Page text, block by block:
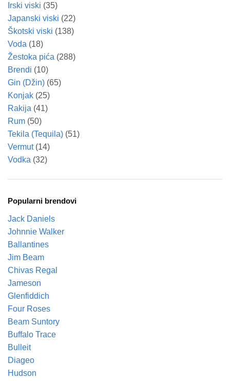
Irski viski (35)
Japanski viski (22)
Škotski viski (138)
Voda (18)
Žestoka pića (288)
Brendi (10)
Gin (Džin) (65)
Konjak (25)
Rakija (41)
Rum (50)
Tekila (Tequila) (51)
Vermut (14)
Vodka (32)
Popularni brendovi
Jack Daniels
Johnnie Walker
Ballantines
Jim Beam
Chivas Regal
Jameson
Glenfiddich
Four Roses
Beam Suntory
Buffalo Trace
Bulleit
Diageo
Hudson